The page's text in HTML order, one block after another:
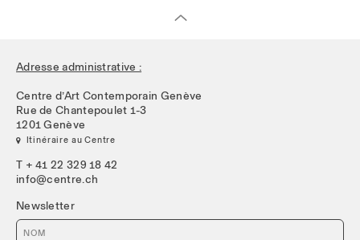
Adresse administrative :
Centre d’Art Contemporain Genève
Rue de Chantepoulet 1-3
1201 Genève
 Itinéraire au Centre
T + 41 22 329 18 42
info@centre.ch
Newsletter